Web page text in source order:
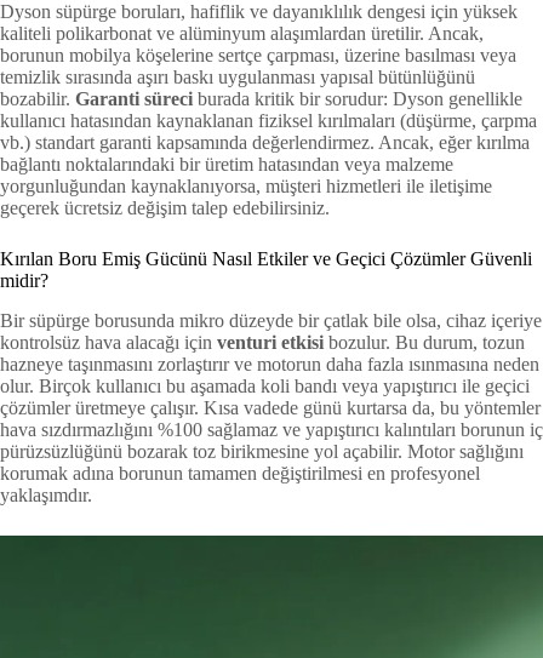
Dyson süpürge boruları, hafiflik ve dayanıklılık dengesi için yüksek
kaliteli polikarbonat ve alüminyum alaşımlardan üretilir. Ancak,
borunun mobilya köşelerine sertçe çarpması, üzerine basılması veya
temizlik sırasında aşırı baskı uygulanması yapısal bütünlüğünü
bozabilir. Garanti süreci burada kritik bir sorudur: Dyson genellikle
kullanıcı hatasından kaynaklanan fiziksel kırılmaları (düşürme, çarpma
vb.) standart garanti kapsamında değerlendirmez. Ancak, eğer kırılma
bağlantı noktalarındaki bir üretim hatasından veya malzeme
yorgunluğundan kaynaklanıyorsa, müşteri hizmetleri ile iletişime
geçerek ücretsiz değişim talep edebilirsiniz.
Kırılan Boru Emiş Gücünü Nasıl Etkiler ve Geçici Çözümler Güvenli
midir?
Bir süpürge borusunda mikro düzeyde bir çatlak bile olsa, cihaz içeriye
kontrolsüz hava alacağı için venturi etkisi bozulur. Bu durum, tozun
hazneye taşınmasını zorlaştırır ve motorun daha fazla ısınmasına neden
olur. Birçok kullanıcı bu aşamada koli bandı veya yapıştırıcı ile geçici
çözümler üretmeye çalışır. Kısa vadede günü kurtarsa da, bu yöntemler
hava sızdırmazlığını %100 sağlamaz ve yapıştırıcı kalıntıları borunun iç
pürüzsüzlüğünü bozarak toz birikmesine yol açabilir. Motor sağlığını
korumak adına borunun tamamen değiştirilmesi en profesyonel
yaklaşımdır.